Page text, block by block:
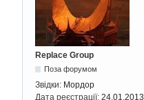
Replace Group
Поза форумом
Звідки: Мордор
Дата реєстрації: 24.01.2013